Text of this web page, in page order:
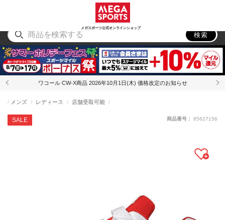
メガスポーツ公式オンラインショップ
アウトドア
検索
ワコール CW-X商品 2026年10月1日(木) 価格改定のお知らせ
SALE
メンズ レディース 店舗受取可能
商品番号： 85627156